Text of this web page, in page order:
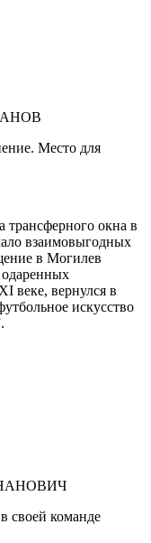
Место для
трансферного окна в
взаимовыгодных
в Могилев
веке, вернулся в
искусство
своей команде